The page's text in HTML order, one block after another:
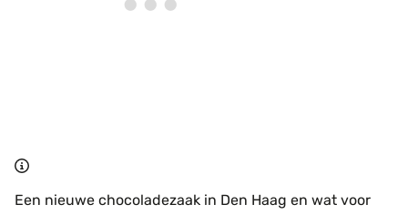
Een nieuwe chocoladezaak in Den Haag en wat voor